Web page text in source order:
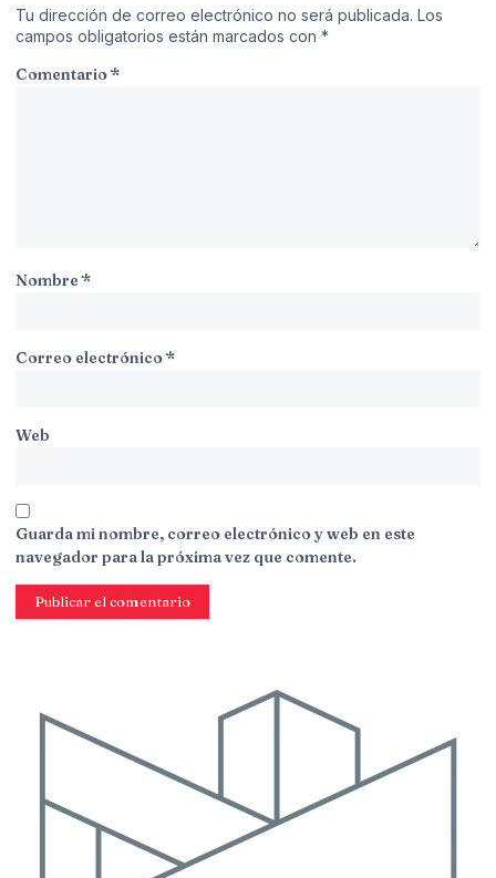
Tu dirección de correo electrónico no será publicada. Los
campos obligatorios están marcados con *
Comentario*
Nombre*
Correo electrónico*
Web
Guarda mi nombre, correo electrónico y web en este
navegador para la próxima vez que comente.